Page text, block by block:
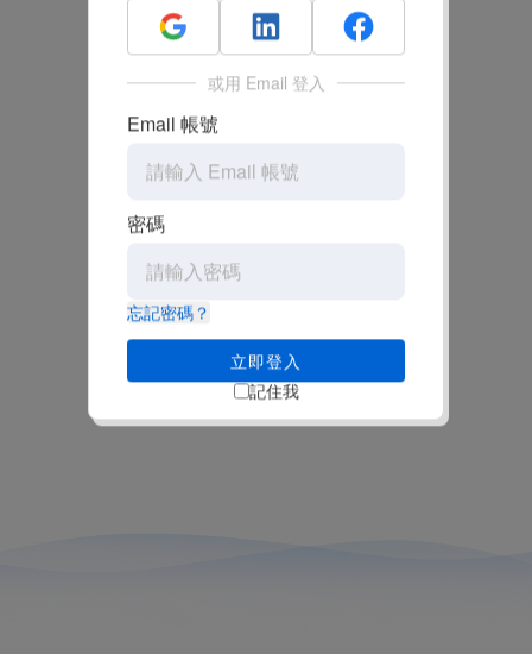
或用 Email 登入
Email 帳號
密碼
忘記密碼？
立即登入
記住我